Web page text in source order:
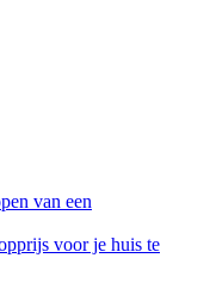
van een
voor je huis te